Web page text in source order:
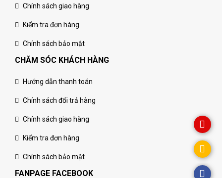
Chính sách giao hàng
Kiểm tra đơn hàng
Chính sách bảo mật
CHĂM SÓC KHÁCH HÀNG
Hướng dẫn thanh toán
Chính sách đổi trả hàng
Chính sách giao hàng
Kiểm tra đơn hàng
Chính sách bảo mật
FANPAGE FACEBOOK